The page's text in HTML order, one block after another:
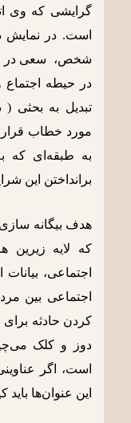
گرایشی که وی
است. در نمایش
شخص، سعی در
در حیطه اجتماع
تبدیل به بحثی (
مورد خطاب
به طبقه‌ای که
برانداختن این
هدف بیگانه
که لایه
اجتماعی،
اجتماعی بین
کردن حادثه
دوز و کلک
است، اگر
این عنوان‌ها